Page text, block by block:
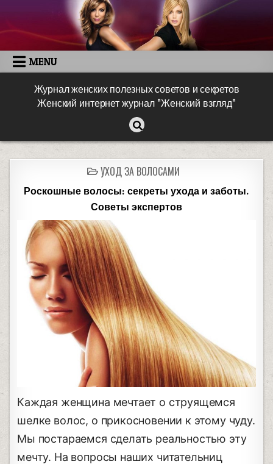
MENU
Журнал женских полезных советов и секретов
Женский интернет журнал "Женский взгляд"
УХОД ЗА ВОЛОСАМИ
Роскошные волосы: секреты ухода и заботы.
Советы экспертов
Каждая женщина мечтает о струящемся
шелке волос, о прикосновении к этому чуду.
Мы постараемся сделать реальностью эту
мечту. На вопросы наших читательниц